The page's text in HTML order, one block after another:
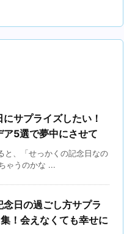
サプライズしたい！
5選で夢中にさせて
と、「せっかくの記念日なの
ゃうのかな ...
念日の過ごし方サプラ
！会えなくても幸せに